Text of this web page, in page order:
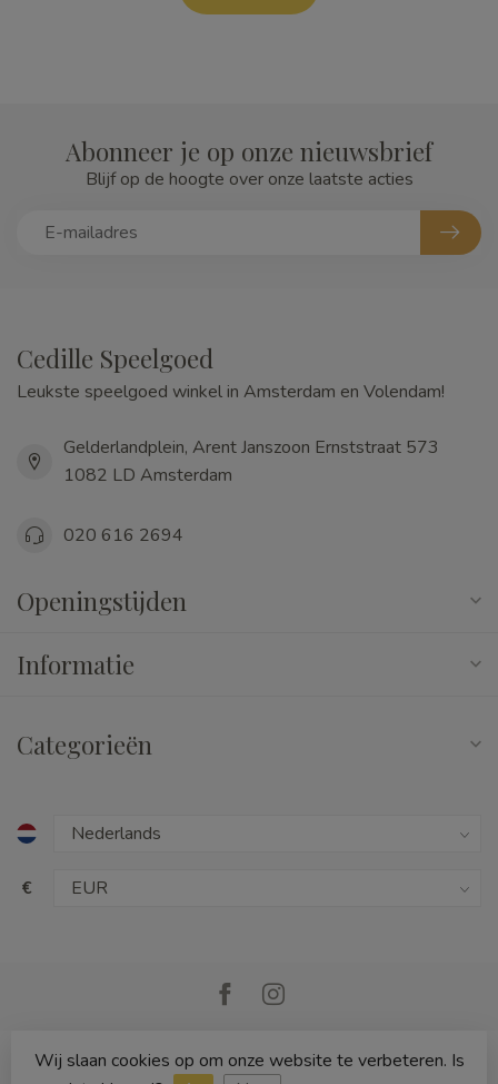
Abonneer je op onze nieuwsbrief
Blijf op de hoogte over onze laatste acties
Cedille Speelgoed
Leukste speelgoed winkel in Amsterdam en Volendam!
Gelderlandplein, Arent Janszoon Ernststraat 573
1082 LD Amsterdam
020 616 2694
Openingstijden
Informatie
Categorieën
€
Wij slaan cookies op om onze website te verbeteren. Is